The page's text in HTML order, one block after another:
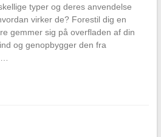
typer og deres anvendelse
virker de? Forestil dig en
gemmer sig på overfladen af din
og genopbygger den fra